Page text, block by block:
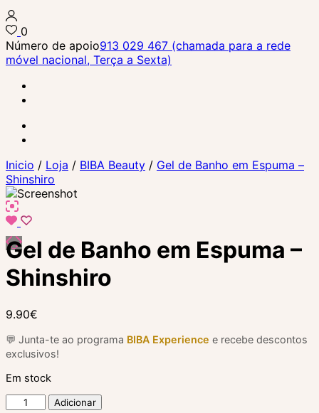
0
Número de apoio913 029 467 (chamada para a rede
móvel nacional, Terça a Sexta)
Inicio / Loja / BIBA Beauty / Gel de Banho em Espuma –
Shinshiro
Gel de Banho em Espuma –
Shinshiro
9.90€
💬 Junta-te ao programa BIBA Experience e recebe descontos
exclusivos!
Em stock
QuantidadeAdicionar